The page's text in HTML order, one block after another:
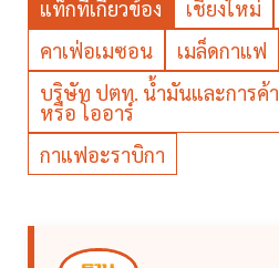
แท็กที่เกี่ยวข้อง เชียงใหม่
คาเฟ่อเมซอน
เมล็ดกาแฟ
บริษัท ปตท. น้ำมันและการค้
หรือ โออาร์
กาแฟอะราบิกา